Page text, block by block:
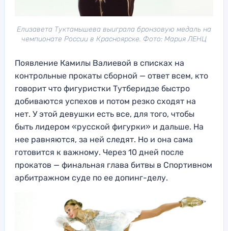
Елизавета Туктамышева выиграла бронзовую медаль на
чемпионате России в Красноярске. Фото: Мария ЛЕНЦ
Появление Камилы Валиевой в списках на
контрольные прокаты сборной — ответ всем, кто
говорит что фигуристки Тутберидзе быстро
добиваются успехов и потом резко сходят на
нет. У этой девушки есть все, для того, чтобы
быть лидером «русской фигурки» и дальше. На
нее равняются, за ней следят. Но и она сама
готовится к важному. Через 10 дней после
прокатов — финальная глава битвы в Спортивном
арбитражном суде по ее допинг-делу.